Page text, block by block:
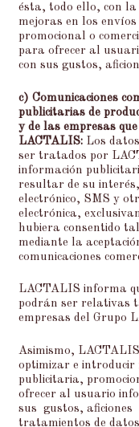
ésta, todo ello, con
mejoras en los
promocional o
para ofrecer al
con sus gustos,
c) Comunicaciones
publicitarias de
y de las empresas
LACTALIS:Los
ser tratados por
información
resultar de su
electrónico, SMS y
electrónica,
hubiera consentido
mediante la
comunicaciones
LACTALIS informa
podrán ser relativas
empresas del Grupo
Asimismo,
optimizar e introducir
publicitaria,
ofrecer al usuario
sus gustos,
tratamientos de